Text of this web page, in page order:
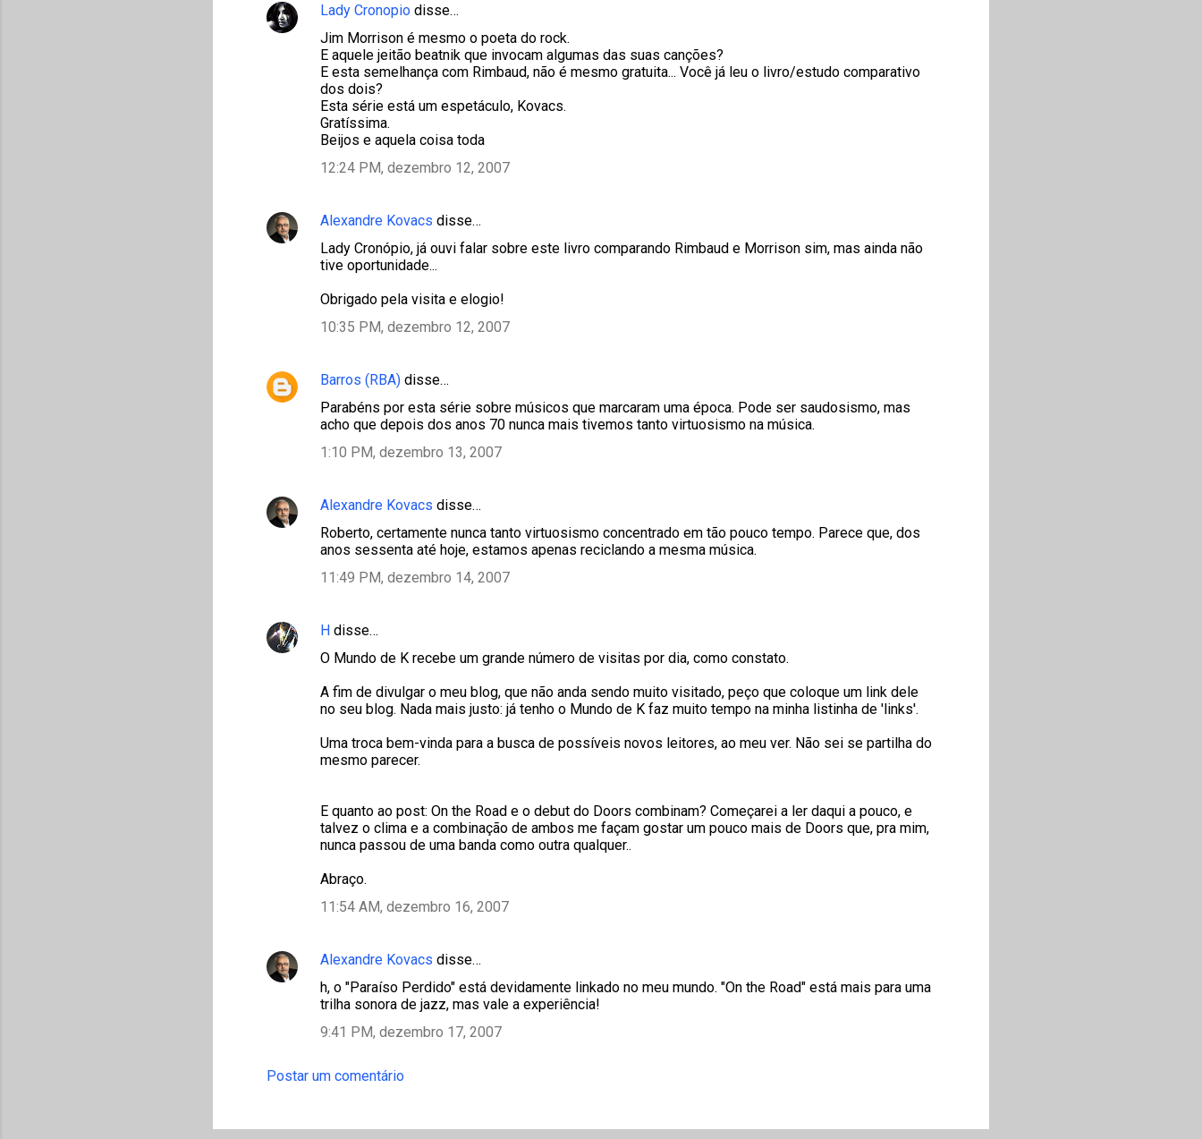
C
i
o
Lady Cronopio disse…
Jim Morrison é mesmo o poeta do rock.
E aquele jeitão beatnik que invocam algumas das suas canções?
E esta semelhança com Rimbaud, não é mesmo gratuita... Você já leu o livro/estudo comparativo
dos dois?
Esta série está um espetáculo, Kovacs.
Gratíssima.
Beijos e aquela coisa toda
12:24 PM, dezembro 12, 2007
Alexandre Kovacs disse…
Lady Cronópio, já ouvi falar sobre este livro comparando Rimbaud e Morrison sim, mas ainda não
tive oportunidade...
Obrigado pela visita e elogio!
10:35 PM, dezembro 12, 2007
Barros (RBA) disse…
Parabéns por esta série sobre músicos que marcaram uma época. Pode ser saudosismo, mas
acho que depois dos anos 70 nunca mais tivemos tanto virtuosismo na música.
1:10 PM, dezembro 13, 2007
Alexandre Kovacs disse…
Roberto, certamente nunca tanto virtuosismo concentrado em tão pouco tempo. Parece que, dos
anos sessenta até hoje, estamos apenas reciclando a mesma música.
11:49 PM, dezembro 14, 2007
H disse…
O Mundo de K recebe um grande número de visitas por dia, como constato.
A fim de divulgar o meu blog, que não anda sendo muito visitado, peço que coloque um link dele
no seu blog. Nada mais justo: já tenho o Mundo de K faz muito tempo na minha listinha de 'links'.
Uma troca bem-vinda para a busca de possíveis novos leitores, ao meu ver. Não sei se partilha do
mesmo parecer.
E quanto ao post: On the Road e o debut do Doors combinam? Começarei a ler daqui a pouco, e
talvez o clima e a combinação de ambos me façam gostar um pouco mais de Doors que, pra mim,
nunca passou de uma banda como outra qualquer..
Abraço.
11:54 AM, dezembro 16, 2007
Alexandre Kovacs disse…
h, o "Paraíso Perdido" está devidamente linkado no meu mundo. "On the Road" está mais para uma
trilha sonora de jazz, mas vale a experiência!
9:41 PM, dezembro 17, 2007
Postar um comentário